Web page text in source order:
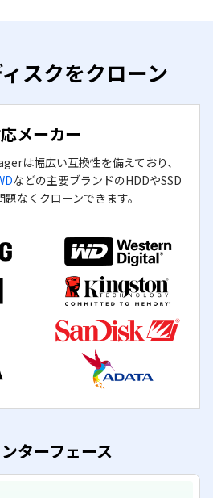
スクをクローン
メーカー
は幅広い互換性を備えており、
などの主要ブランドのHDDやSSD
なくクローンできます。
ターフェース